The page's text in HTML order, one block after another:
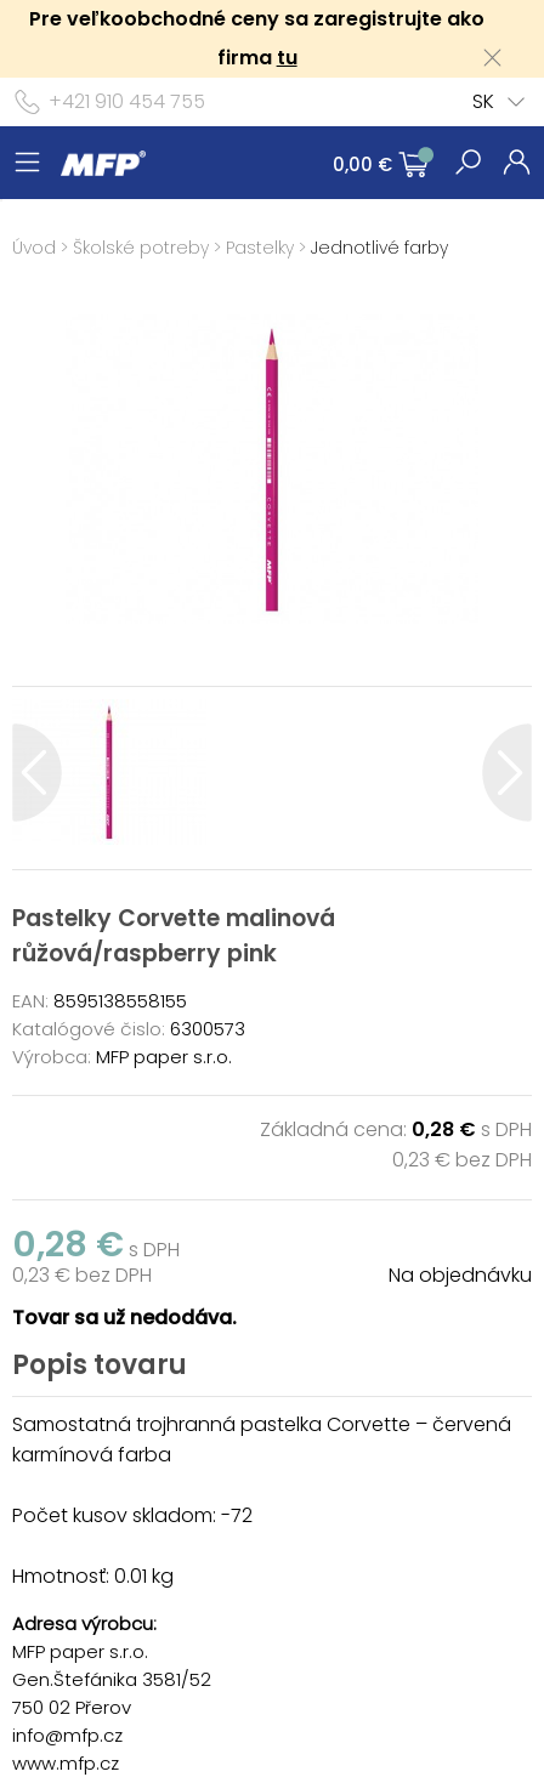
Pre veľkoobchodné ceny sa zaregistrujte ako
firma tu
+421 910 454 755
SK
0,00 €
Úvod > Školské potreby > Pastelky > Jednotlivé farby
Pastelky Corvette malinová
růžová/raspberry pink
EAN: 8595138558155
Katalógové čislo: 6300573
Výrobca: MFP paper s.r.o.
Základná cena: 0,28 € s DPH
0,23 € bez DPH
0,28 € s DPH
0,23 € bez DPH
Na objednávku
Tovar sa už nedodáva.
Popis tovaru
Samostatná trojhranná pastelka Corvette – červená
karmínová farba
Počet kusov skladom: -72
Hmotnosť: 0.01 kg
Adresa výrobcu:
MFP paper s.r.o.
Gen.Štefánika 3581/52
750 02 Přerov
info@mfp.cz
www.mfp.cz